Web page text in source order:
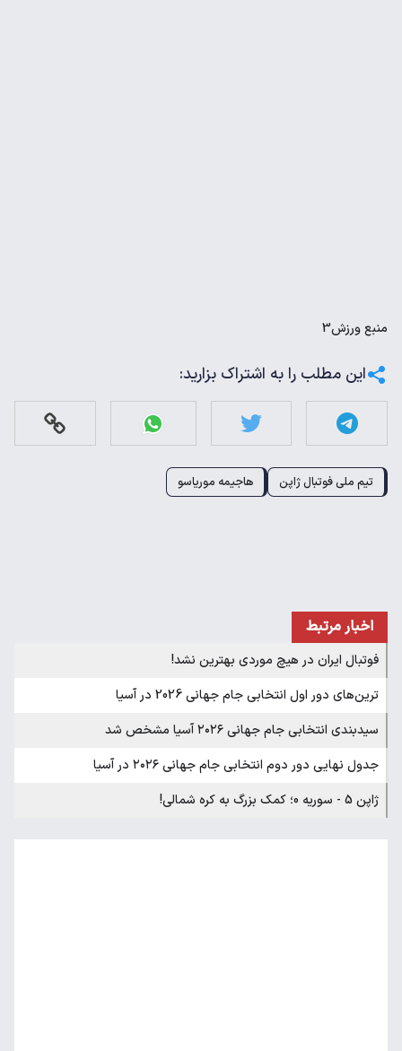
منبعورزش3
این مطلب را به اشتراک بزارید:
تیم ملی فوتبال ژاپن هاجیمه موریاسو
اخبار مرتبط
فوتبال ایران در هیچ موردی بهترین نشد!
ترین‌های دور اول انتخابی جام جهانی 2026 در آسیا
سیدبندی انتخابی جام جهانی ۲۰۲۶ آسیا مشخص شد
جدول نهایی دور دوم انتخابی جام جهانی ۲۰۲۶ در آسیا
ژاپن 5 - سوریه 0؛ کمک بزرگ به کره شمالی!